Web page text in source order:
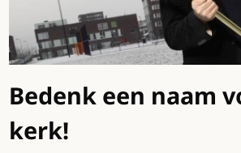
Bedenk een naam
kerk!